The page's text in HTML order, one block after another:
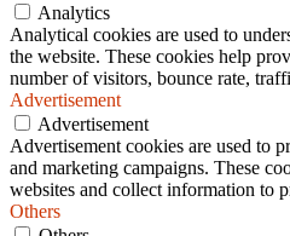
Analytics
Analytical cookies are used to
the website. These cookies help
number of visitors, bounce rate,
Advertisement
Advertisement
Advertisement cookies are used to
and marketing campaigns. These
websites and collect information to
Others